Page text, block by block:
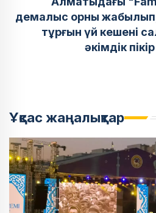
демалыс орны
тұрғын үй кешені
әкімдік
Ұқсас жаңалықтар